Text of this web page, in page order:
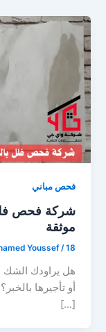
فحص مباني
شركة فحص فلل
موثقة
Youssef/18 أبريل، 2021
هل يراودك الشك
أو تأجيرها
[…]